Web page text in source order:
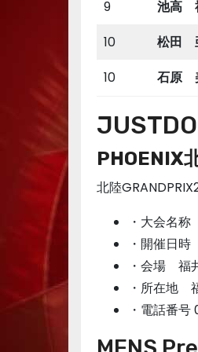
9 池高
10
松田
10
石原
PHOENIX
北陸
・大会名
・開催日
・会場 福
・所在地
・電話番